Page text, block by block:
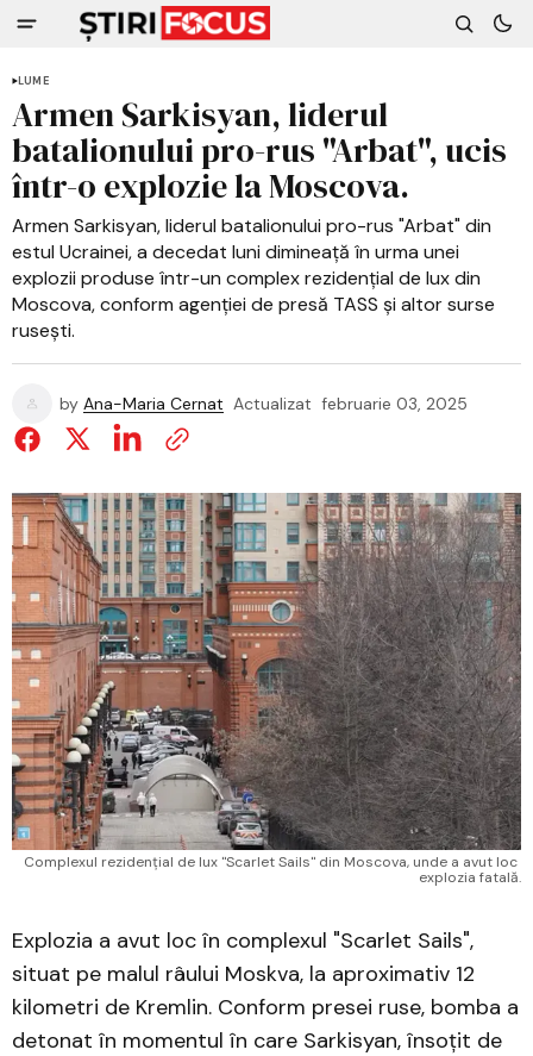
LUME
Armen Sarkisyan, liderul
batalionului pro-rus "Arbat", ucis
într-o explozie la Moscova.
Armen Sarkisyan, liderul batalionului pro-rus "Arbat" din
estul Ucrainei, a decedat luni dimineață în urma unei
explozii produse într-un complex rezidențial de lux din
Moscova, conform agenției de presă TASS și altor surse
rusești.
by Ana-Maria Cernat Actualizat februarie 03, 2025
Complexul rezidențial de lux "Scarlet Sails" din Moscova, unde a avut loc
explozia fatală.
Explozia a avut loc în complexul "Scarlet Sails",
situat pe malul râului Moskva, la aproximativ 12
kilometri de Kremlin. Conform presei ruse, bomba a
detonat în momentul în care Sarkisyan, însoțit de